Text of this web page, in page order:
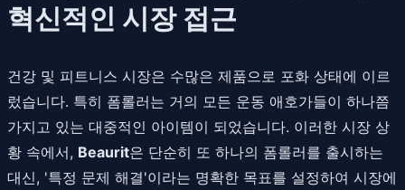
혁신적인 시장 접근
건강 및 피트니스 시장은 수많은 제품으로 포화 상태에 이르
렀습니다. 특히 폼롤러는 거의 모든 운동 애호가들이 하나쯤
가지고 있는 대중적인 아이템이 되었습니다. 이러한 시장 상
황 속에서, Beaurit은 단순히 또 하나의 폼롤러를 출시하는
대신, '특정 문제 해결'이라는 명확한 목표를 설정하여 시장에